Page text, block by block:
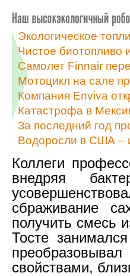
Экологическое
Чистое биотопливо
Самолет Finnair
Мотоцикл на сале
Компания Enviva
Катастрофа в
За последний год
Водоросли в США –
Коллеги
внедряя
сбраживание
получить смесь
Тосте
свойствами,